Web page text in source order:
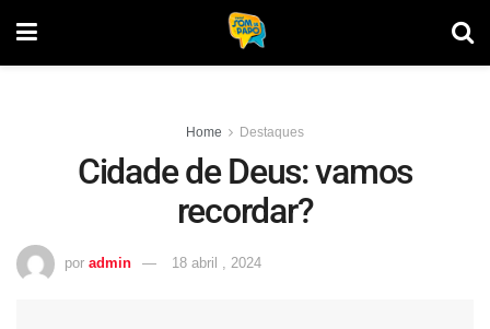
Home Destaques
Cidade de Deus: vamos
recordar?
por admin 18 abril , 2024